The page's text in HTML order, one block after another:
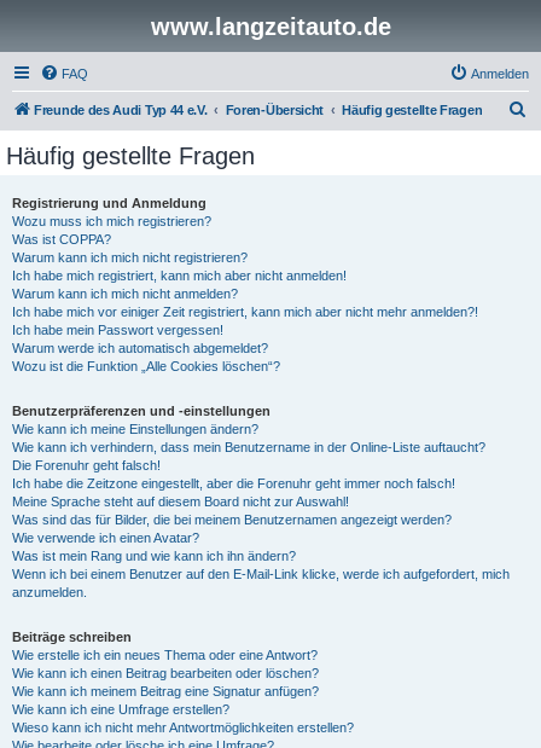
www.langzeitauto.de
FAQ Anmelden
Freunde des Audi Typ 44 e.V. Foren-Übersicht Häufig gestellte Fragen
Häufig gestellte Fragen
Registrierung und Anmeldung
Wozu muss ich mich registrieren?
Was ist COPPA?
Warum kann ich mich nicht registrieren?
Ich habe mich registriert, kann mich aber nicht anmelden!
Warum kann ich mich nicht anmelden?
Ich habe mich vor einiger Zeit registriert, kann mich aber nicht mehr anmelden?!
Ich habe mein Passwort vergessen!
Warum werde ich automatisch abgemeldet?
Wozu ist die Funktion „Alle Cookies löschen“?
Benutzerpräferenzen und -einstellungen
Wie kann ich meine Einstellungen ändern?
Wie kann ich verhindern, dass mein Benutzername in der Online-Liste auftaucht?
Die Forenuhr geht falsch!
Ich habe die Zeitzone eingestellt, aber die Forenuhr geht immer noch falsch!
Meine Sprache steht auf diesem Board nicht zur Auswahl!
Was sind das für Bilder, die bei meinem Benutzernamen angezeigt werden?
Wie verwende ich einen Avatar?
Was ist mein Rang und wie kann ich ihn ändern?
Wenn ich bei einem Benutzer auf den E-Mail-Link klicke, werde ich aufgefordert, mich
anzumelden.
Beiträge schreiben
Wie erstelle ich ein neues Thema oder eine Antwort?
Wie kann ich einen Beitrag bearbeiten oder löschen?
Wie kann ich meinem Beitrag eine Signatur anfügen?
Wie kann ich eine Umfrage erstellen?
Wieso kann ich nicht mehr Antwortmöglichkeiten erstellen?